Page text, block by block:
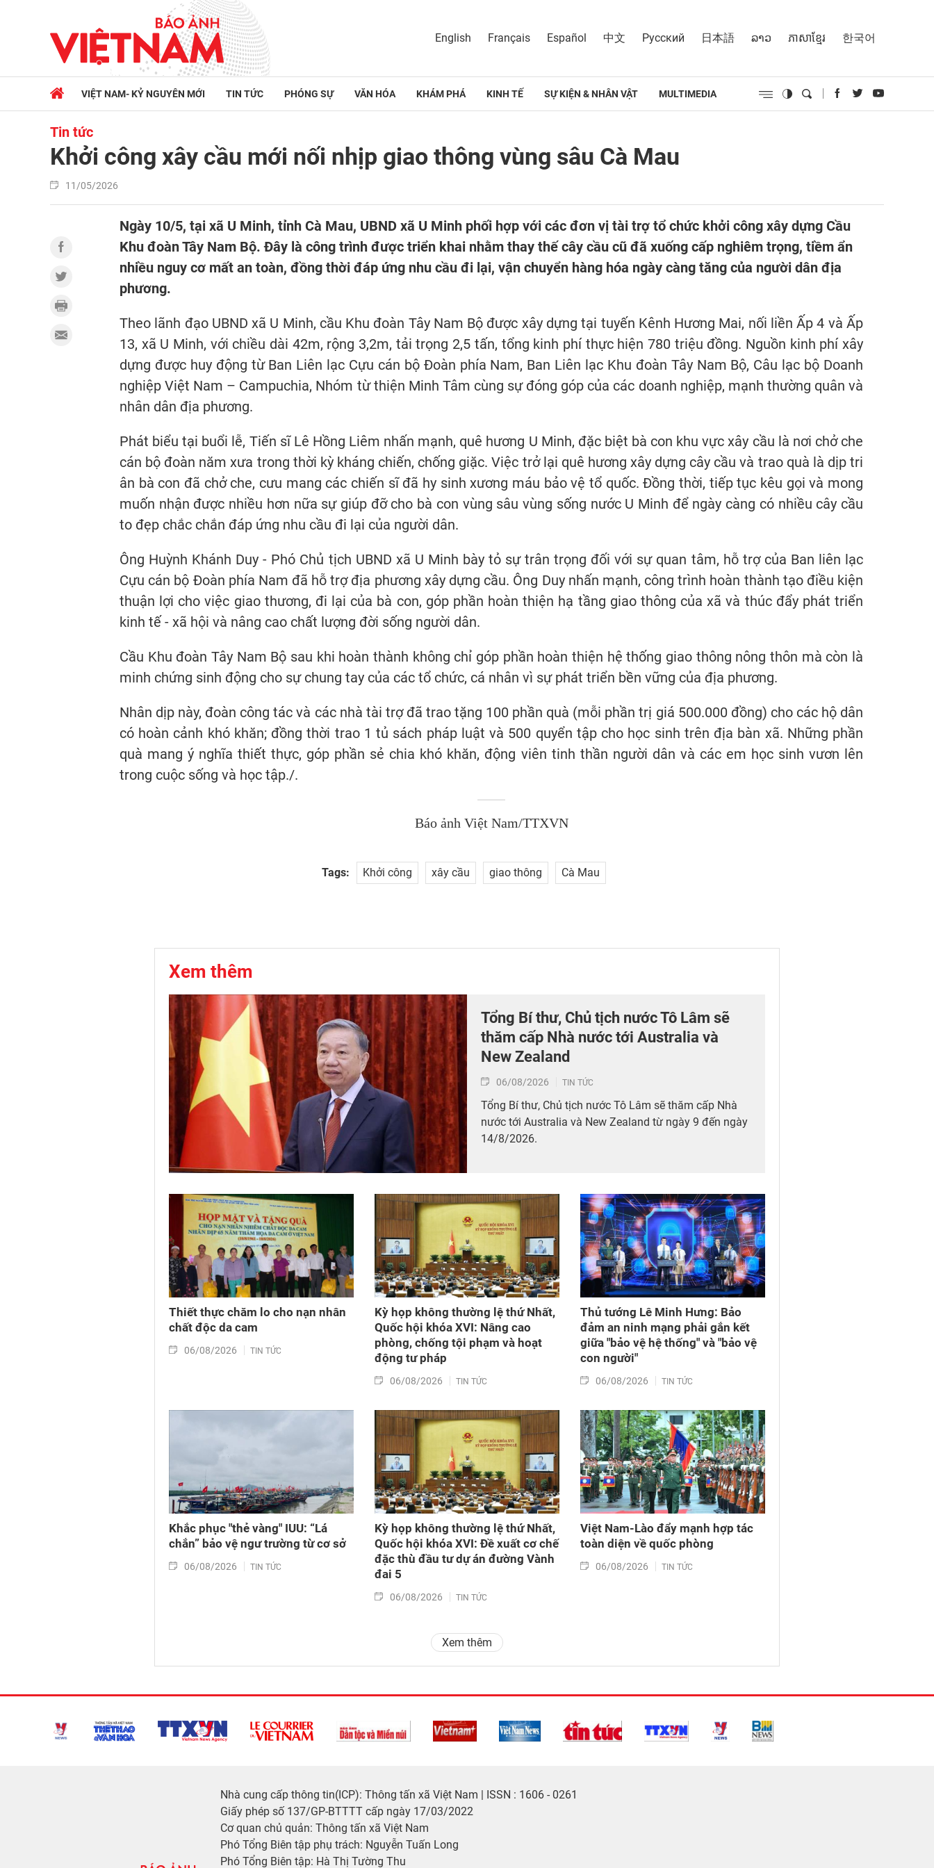
English Français Español 中文 Русский 日本語 ລາວ ភាសាខ្មែរ 한국어
VIỆT NAM- KỶ NGUYÊN MỚI TIN TỨC PHÓNG SỰ VĂN HÓA KHÁM PHÁ KINH TẾ SỰ KIỆN & NHÂN VẬT MULTIMEDIA
Tin tức
Khởi công xây cầu mới nối nhịp giao thông vùng sâu Cà Mau
11/05/2026
Ngày 10/5, tại xã U Minh, tỉnh Cà Mau, UBND xã U Minh phối hợp với các đơn vị tài trợ tổ chức khởi công xây dựng Cầu
Khu đoàn Tây Nam Bộ. Đây là công trình được triển khai nhằm thay thế cây cầu cũ đã xuống cấp nghiêm trọng, tiềm ẩn
nhiều nguy cơ mất an toàn, đồng thời đáp ứng nhu cầu đi lại, vận chuyển hàng hóa ngày càng tăng của người dân địa
phương.
Theo lãnh đạo UBND xã U Minh, cầu Khu đoàn Tây Nam Bộ được xây dựng tại tuyến Kênh Hương Mai, nối liền Ấp 4 và Ấp
13, xã U Minh, với chiều dài 42m, rộng 3,2m, tải trọng 2,5 tấn, tổng kinh phí thực hiện 780 triệu đồng. Nguồn kinh phí xây
dựng được huy động từ Ban Liên lạc Cựu cán bộ Đoàn phía Nam, Ban Liên lạc Khu đoàn Tây Nam Bộ, Câu lạc bộ Doanh
nghiệp Việt Nam – Campuchia, Nhóm từ thiện Minh Tâm cùng sự đóng góp của các doanh nghiệp, mạnh thường quân và
nhân dân địa phương.
Phát biểu tại buổi lễ, Tiến sĩ Lê Hồng Liêm nhấn mạnh, quê hương U Minh, đặc biệt bà con khu vực xây cầu là nơi chở che
cán bộ đoàn năm xưa trong thời kỳ kháng chiến, chống giặc. Việc trở lại quê hương xây dựng cây cầu và trao quà là dịp tri
ân bà con đã chở che, cưu mang các chiến sĩ đã hy sinh xương máu bảo vệ tổ quốc. Đồng thời, tiếp tục kêu gọi và mong
muốn nhận được nhiều hơn nữa sự giúp đỡ cho bà con vùng sâu vùng sống nước U Minh để ngày càng có nhiều cây cầu
to đẹp chắc chắn đáp ứng nhu cầu đi lại của người dân.
Ông Huỳnh Khánh Duy - Phó Chủ tịch UBND xã U Minh bày tỏ sự trân trọng đối với sự quan tâm, hỗ trợ của Ban liên lạc
Cựu cán bộ Đoàn phía Nam đã hỗ trợ địa phương xây dựng cầu. Ông Duy nhấn mạnh, công trình hoàn thành tạo điều kiện
thuận lợi cho việc giao thương, đi lại của bà con, góp phần hoàn thiện hạ tầng giao thông của xã và thúc đẩy phát triển
kinh tế - xã hội và nâng cao chất lượng đời sống người dân.
Cầu Khu đoàn Tây Nam Bộ sau khi hoàn thành không chỉ góp phần hoàn thiện hệ thống giao thông nông thôn mà còn là
minh chứng sinh động cho sự chung tay của các tổ chức, cá nhân vì sự phát triển bền vững của địa phương.
Nhân dịp này, đoàn công tác và các nhà tài trợ đã trao tặng 100 phần quà (mỗi phần trị giá 500.000 đồng) cho các hộ dân
có hoàn cảnh khó khăn; đồng thời trao 1 tủ sách pháp luật và 500 quyển tập cho học sinh trên địa bàn xã. Những phần
quà mang ý nghĩa thiết thực, góp phần sẻ chia khó khăn, động viên tinh thần người dân và các em học sinh vươn lên
trong cuộc sống và học tập./.
Báo ảnh Việt Nam/TTXVN
Tags: Khởi công xây cầu giao thông Cà Mau
Xem thêm
Tổng Bí thư, Chủ tịch nước Tô Lâm sẽ
thăm cấp Nhà nước tới Australia và
New Zealand
06/08/2026 TIN TỨC
Tổng Bí thư, Chủ tịch nước Tô Lâm sẽ thăm cấp Nhà
nước tới Australia và New Zealand từ ngày 9 đến ngày
14/8/2026.
Thiết thực chăm lo cho nạn nhân
chất độc da cam
06/08/2026 TIN TỨC
Kỳ họp không thường lệ thứ Nhất,
Quốc hội khóa XVI: Nâng cao
phòng, chống tội phạm và hoạt
động tư pháp
06/08/2026 TIN TỨC
Thủ tướng Lê Minh Hưng: Bảo
đảm an ninh mạng phải gắn kết
giữa "bảo vệ hệ thống" và "bảo vệ
con người"
06/08/2026 TIN TỨC
Khắc phục "thẻ vàng" IUU: “Lá
chắn” bảo vệ ngư trường từ cơ sở
06/08/2026 TIN TỨC
Kỳ họp không thường lệ thứ Nhất,
Quốc hội khóa XVI: Đề xuất cơ chế
đặc thù đầu tư dự án đường Vành
đai 5
06/08/2026 TIN TỨC
Việt Nam-Lào đẩy mạnh hợp tác
toàn diện về quốc phòng
06/08/2026 TIN TỨC
Xem thêm
Nhà cung cấp thông tin(ICP): Thông tấn xã Việt Nam | ISSN : 1606 - 0261
Giấy phép số 137/GP-BTTTT cấp ngày 17/03/2022
Cơ quan chủ quản: Thông tấn xã Việt Nam
Phó Tổng Biên tập phụ trách: Nguyễn Tuấn Long
Phó Tổng Biên tập: Hà Thị Tường Thu